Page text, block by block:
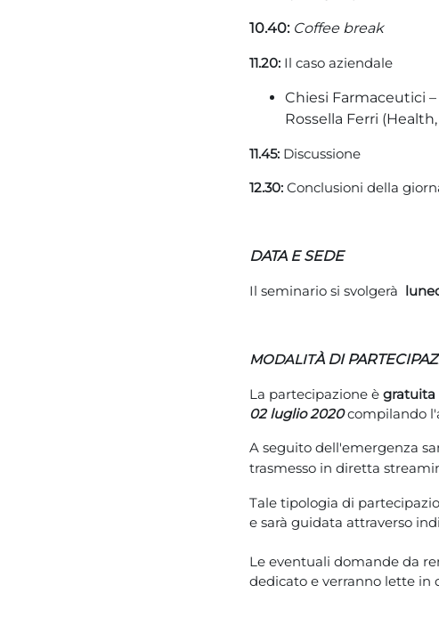
10.40: Coffee break
11.20: Il caso aziendale
Chiesi Farmaceutici
Rossella Ferri
11.45: Discussione
12.30: Conclusioni della
DATA E SEDE
Il seminario si svolgerà
MODALITÀ DI
La partecipazione è gratuita
02 luglio2020 compilando
A seguito dell'emergenza
trasmesso in diretta
Tale tipologia di
e sarà guidata attraverso
Le eventuali domande da
dedicato e verranno lette in